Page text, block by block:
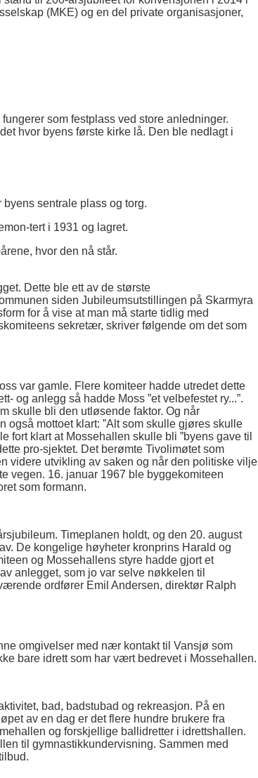
(MKE) og en del private organisasjoner,
som festplass ved store anledninger.
hvor byens første kirke lå. Den ble nedlagt i
sentrale plass og torg.
tert i 1931 og lagret.
hvor den nå står.
Dette ble ett av de største
siden Jubileumsutstillingen på Skarmyra
for å vise at man må starte tidlig med
sekretær, skriver følgende om det som
var gamle. Flere komiteer hadde utredet dette
og anlegg så hadde Moss ”et velbefestet ry...”.
skulle bli den utløsende faktor. Og når
mottoet klart: ”Alt som skulle gjøres skulle
fort klart at Mossehallen skulle bli ”byens gave til
pro-sjektet. Det berømte Tivolimøtet som
videre utvikling av saken og når den politiske vilje
vegen. 16. januar 1967 ble byggekomiteen
som formann.
Timeplanen holdt, og den 20. august
De kongelige høyheter kronprins Harald og
og Mossehallens styre hadde gjort et
anlegget, som jo var selve nøkkelen til
ordfører Emil Andersen, direktør Ralph
omgivelser med nær kontakt til Vansjø som
bare idrett som har vært bedrevet i Mossehallen.
bad, badstubad og rekreasjon. På en
av en dag er det flere hundre brukere fra
og forskjellige ballidretter i idrettshallen.
til gymnastikkundervisning. Sammen med